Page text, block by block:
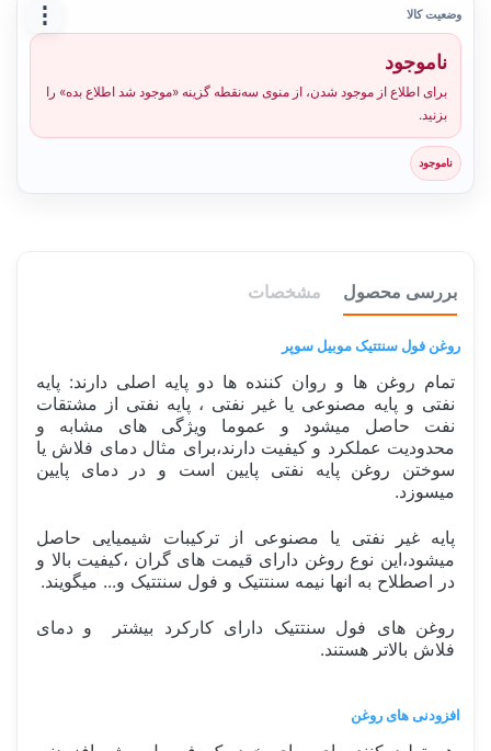
⋮ وضعیت کالا
ناموجود
برای اطلاع از موجود شدن، از منوی سه‌نقطه گزینه «موجود شد اطلاع بده» را
بزنید.
ناموجود
بررسی محصول مشخصات
روغن فول سنتتیک موبیل سوپر
تمام روغن ها و روان کننده ها دو پایه اصلی دارند: پایه
نفتی و پایه مصنوعی یا غیر نفتی ، پایه نفتی از مشتقات
نفت حاصل میشود و عموما ویژگی های مشابه و
محدودیت عملکرد و کیفیت دارند،برای مثال دمای فلاش یا
سوختن روغن پایه نفتی پایین است و در دمای پایین
میسوزد.
پایه غیر نفتی یا مصنوعی از ترکیبات شیمیایی حاصل
میشود،این نوع روغن دارای قیمت های گران ،کیفیت بالا و
در اصطلاح به انها نیمه سنتتیک و فول سنتتیک و... میگویند.
روغن های فول سنتتیک دارای کارکرد بیشتر و دمای
فلاش بالاتر هستند.
افزودنی های روغن